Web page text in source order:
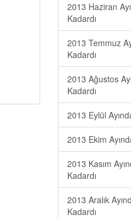
2013 Haziran
Kadardı
2013 Temmuz
Kadardı
2013 Ağustos
Kadardı
2013 Eylül
2013 Ekim
2013 Kasım
Kadardı
2013 Aralık
Kadardı